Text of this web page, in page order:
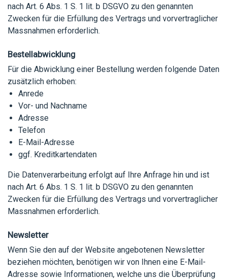
nach Art. 6 Abs. 1 S. 1 lit. b DSGVO zu den genannten
Zwecken für die Erfüllung des Vertrags und vorvertraglicher
Massnahmen erforderlich.
Bestellabwicklung
Für die Abwicklung einer Bestellung werden folgende Daten
zusätzlich erhoben:
Anrede
Vor- und Nachname
Adresse
Telefon
E-Mail-Adresse
ggf. Kreditkartendaten
Die Datenverarbeitung erfolgt auf Ihre Anfrage hin und ist
nach Art. 6 Abs. 1 S. 1 lit. b DSGVO zu den genannten
Zwecken für die Erfüllung des Vertrags und vorvertraglicher
Massnahmen erforderlich.
Newsletter
Wenn Sie den auf der Website angebotenen Newsletter
beziehen möchten, benötigen wir von Ihnen eine E-Mail-
Adresse sowie Informationen, welche uns die Überprüfung